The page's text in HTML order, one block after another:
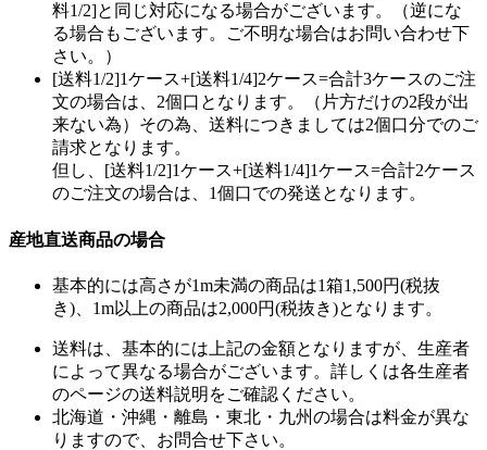
料1/2]と同じ対応になる場合がございます。（逆にな
る場合もございます。ご不明な場合はお問い合わせ下
さい。）
[送料1/2]1ケース+[送料1/4]2ケース=合計3ケースのご注
文の場合は、2個口となります。（片方だけの2段が出
来ない為）その為、送料につきましては2個口分でのご
請求となります。
但し、[送料1/2]1ケース+[送料1/4]1ケース=合計2ケース
のご注文の場合は、1個口での発送となります。
産地直送商品の場合
基本的には高さが1m未満の商品は1箱1,500円(税抜
き)、1m以上の商品は2,000円(税抜き)となります。
送料は、基本的には上記の金額となりますが、生産者
によって異なる場合がございます。詳しくは各生産者
のページの送料説明をご確認ください。
北海道・沖縄・離島・東北・九州の場合は料金が異な
りますので、お問合せ下さい。